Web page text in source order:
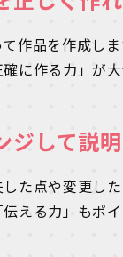
作品を作成しま
に作る力」が大
して説
た点や変更した
える力」もポイ